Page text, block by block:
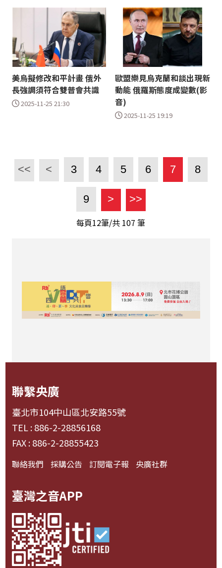
美烏擬修改和平計畫 俄外
長強調須符合雙普會共識
2025-11-25 21:30
歐盟樂見烏克蘭和談出現新
動能 俄羅斯態度成變數(影
音)
2025-11-25 19:19
<< < 3 4 5 6 7 8
9 > >>
每頁12筆/共 107 筆
聯繫央廣
臺北市104中山區北安路55號
TEL : 886-2-28856168
FAX : 886-2-28855423
聯絡我們 採購公告 訂閱電子報 央廣社群
臺灣之音APP